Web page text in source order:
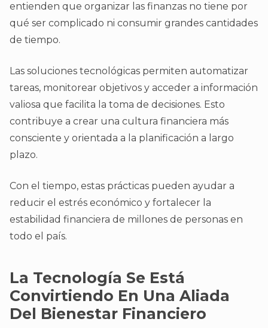
entienden que organizar las finanzas no tiene por
qué ser complicado ni consumir grandes cantidades
de tiempo.
Las soluciones tecnológicas permiten automatizar
tareas, monitorear objetivos y acceder a información
valiosa que facilita la toma de decisiones. Esto
contribuye a crear una cultura financiera más
consciente y orientada a la planificación a largo
plazo.
Con el tiempo, estas prácticas pueden ayudar a
reducir el estrés económico y fortalecer la
estabilidad financiera de millones de personas en
todo el país.
La Tecnología Se Está
Convirtiendo En Una Aliada
Del Bienestar Financiero